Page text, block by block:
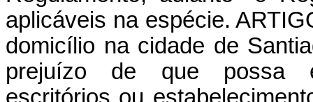
aplicáveis na espécie.
domicílio na cidade de
prejuízo de que possa